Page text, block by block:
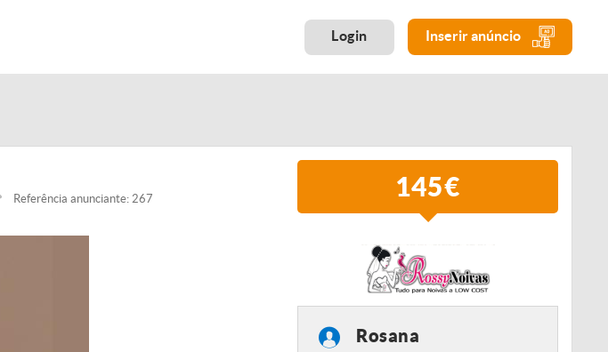
Login Inserir anúncio
Referência anunciante: 267 145€
Rosana